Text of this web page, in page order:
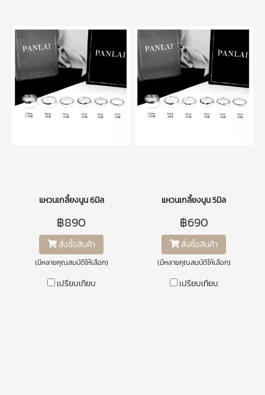
แหวนเกลี้ยงนูน 6มิล
฿890
สั่งซื้อสินค้า
(มีหลายคุณสมบัติให้เลือก)
เปรียบเทียบ
แหวนเกลี้ยงนูน 5มิล
฿690
สั่งซื้อสินค้า
(มีหลายคุณสมบัติให้เลือก)
เปรียบเทียบ